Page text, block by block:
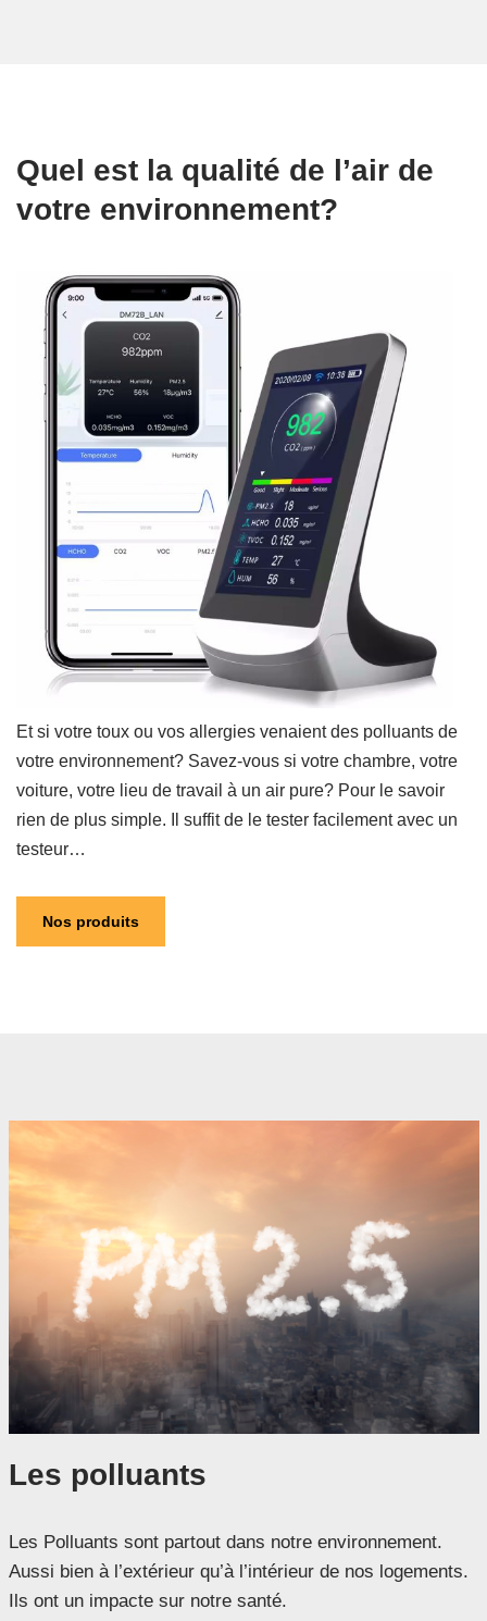
Quel est la qualité de l’air de
votre environnement?
Et si votre toux ou vos allergies venaient des polluants de
votre environnement? Savez-vous si votre chambre, votre
voiture, votre lieu de travail à un air pure? Pour le savoir
rien de plus simple. Il suffit de le tester facilement avec un
testeur…
Nos produits
Les polluants
Les Polluants sont partout dans notre environnement.
Aussi bien à l’extérieur qu’à l’intérieur de nos logements.
Ils ont un impacte sur notre santé.